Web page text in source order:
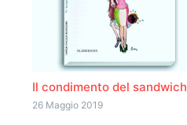
Il condimento del sandwich
26 Maggio 2019